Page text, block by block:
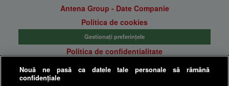
Antena Group - Date Companie
Politica de cookies
Gestionați preferințele
Politica de confidentialitate
Anunturi gratuite pe Lajumate.ro
Nouă ne pasă ca datele tale personale să rămână
confidențiale